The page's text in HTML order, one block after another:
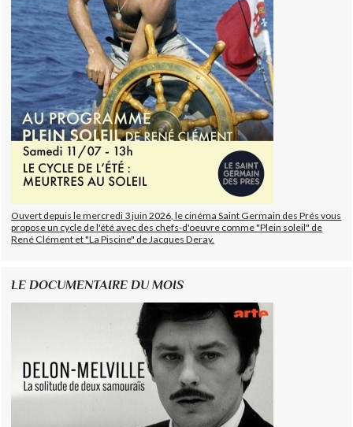
Ouvert depuis le mercredi 3 juin 2026, le cinéma Saint Germain des Prés vous
propose un cycle de l'été avec des chefs-d'oeuvre comme "Plein soleil" de
René Clément et "La Piscine" de Jacques Deray.
LE DOCUMENTAIRE DU MOIS